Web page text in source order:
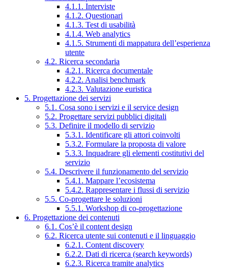
4.1.1. Interviste
4.1.2. Questionari
4.1.3. Test di usabilità
4.1.4. Web analytics
4.1.5. Strumenti di mappatura dell’esperienza
utente
4.2. Ricerca secondaria
4.2.1. Ricerca documentale
4.2.2. Analisi benchmark
4.2.3. Valutazione euristica
5. Progettazione dei servizi
5.1. Cosa sono i servizi e il service design
5.2. Progettare servizi pubblici digitali
5.3. Definire il modello di servizio
5.3.1. Identificare gli attori coinvolti
5.3.2. Formulare la proposta di valore
5.3.3. Inquadrare gli elementi costitutivi del
servizio
5.4. Descrivere il funzionamento del servizio
5.4.1. Mappare l’ecosistema
5.4.2. Rappresentare i flussi di servizio
5.5. Co-progettare le soluzioni
5.5.1. Workshop di co-progettazione
6. Progettazione dei contenuti
6.1. Cos’è il content design
6.2. Ricerca utente sui contenuti e il linguaggio
6.2.1. Content discovery
6.2.2. Dati di ricerca (search keywords)
6.2.3. Ricerca tramite analytics